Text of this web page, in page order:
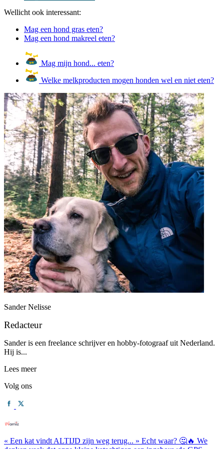
Wellicht ook interessant:
Mag een hond gras eten?
Mag een hond makreel eten?
Mag mijn hond... eten?
Welke melkproducten mogen honden wel en niet eten?
Sander Nelisse
Redacteur
Sander is een freelance schrijver en hobby-fotograaf uit Nederland.
Hij is...
Lees meer
Volg ons
« Een kat vindt ALTIJD zijn weg terug... » Echt waar? 🤔🔥 We